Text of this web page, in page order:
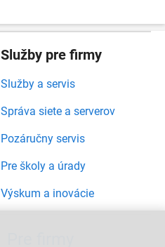
Služby pre firmy
Služby a servis
Správa siete a serverov
Pozáručny servis
Pre školy a úrady
Výskum a inovácie